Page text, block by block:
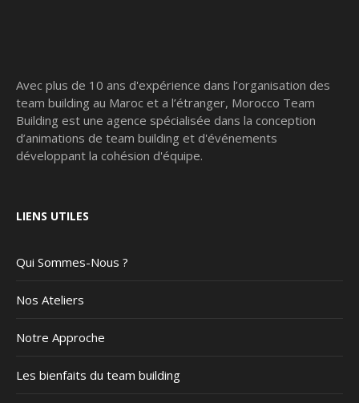
Avec plus de 10 ans d'expérience dans l’organisation des
team building au Maroc et a l’étranger, Morocco Team
Building est une agence spécialisée dans la conception
d’animations de team building et d'événements
développant la cohésion d'équipe.
LIENS UTILES
Qui Sommes-Nous ?
Nos Ateliers
Notre Approche
Les bienfaits du team building